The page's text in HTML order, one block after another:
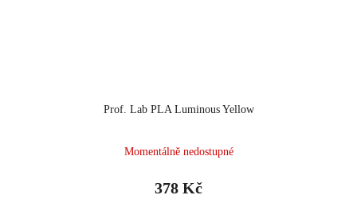
Prof. Lab PLA Luminous Yellow
Momentálně nedostupné
378 Kč